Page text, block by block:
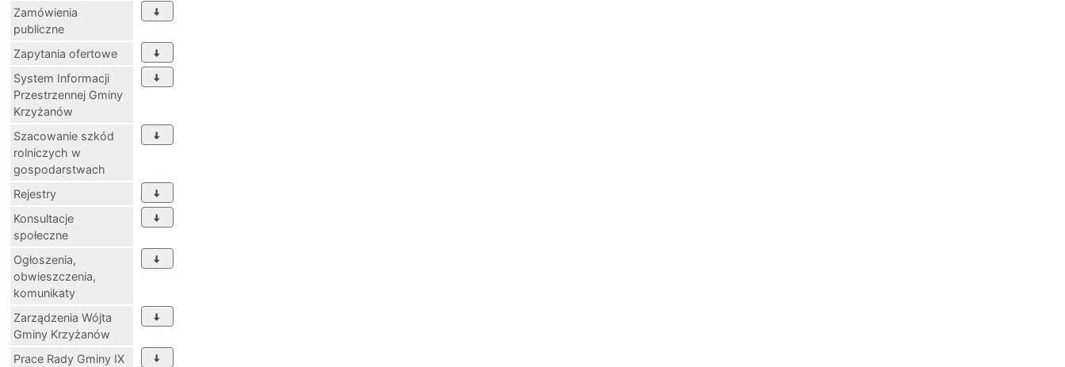
Zamówienia
publiczne
Zapytania ofertowe
System Informacji
Przestrzennej Gminy
Krzyżanów
Szacowanie szkód
rolniczych w
gospodarstwach
Rejestry
Konsultacje
społeczne
Ogłoszenia,
obwieszczenia,
komunikaty
Zarządzenia Wójta
Gminy Krzyżanów
Prace Rady Gminy IX